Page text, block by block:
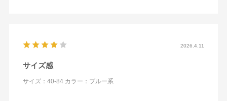
2026.4.11
サイズ感
サイズ：40-84 カラー：ブルー系